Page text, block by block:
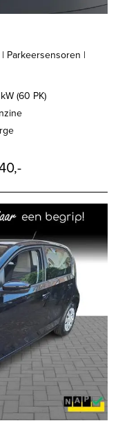
Parkeersensoren |
(60 PK)